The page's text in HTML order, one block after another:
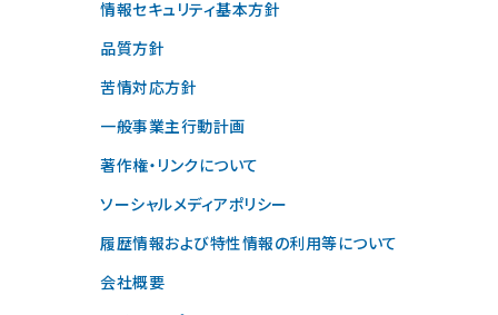
情報セキュリティ基本方針
品質方針
苦情対応方針
一般事業主行動計画
著作権・リンクについて
ソーシャルメディアポリシー
履歴情報および特性情報の利用等について
会社概要